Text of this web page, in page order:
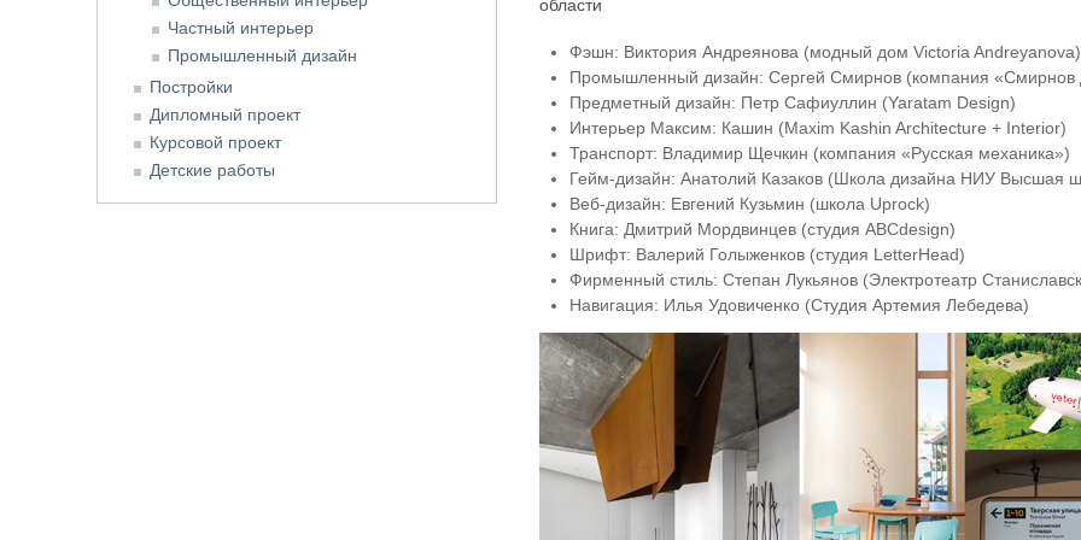
области
Фэшн: Виктория Андреянова (модный дом Victoria Andreyanova)
Промышленный дизайн: Сергей Смирнов (компания «Смирнов
Предметный дизайн: Петр Сафиуллин (Yaratam Design)
Интерьер Максим: Кашин (Maxim Kashin Architecture + Interior)
Транспорт: Владимир Щечкин (компания «Русская механика»)
Гейм-дизайн: Анатолий Казаков (Школа дизайна НИУ Высшая
Веб-дизайн: Евгений Кузьмин (школа Uprock)
Книга: Дмитрий Мордвинцев (студия ABCdesign)
Шрифт: Валерий Голыженков (студия LetterHead)
Фирменный стиль: Степан Лукьянов (Электротеатр
Навигация: Илья Удовиченко (Студия Артемия Лебедева)
Частный интерьер
Промышленный дизайн
Постройки
Дипломный проект
Курсовой проект
Детские работы